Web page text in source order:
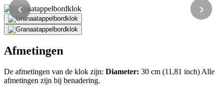
‹ ›
Afmetingen
De afmetingen van de klok zijn: Diameter: 30 cm (11,81 inch) Alle
afmetingen zijn bij benadering.